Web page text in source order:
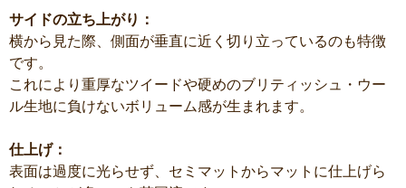
サイドの立ち上がり：
横から見た際、側面が垂直に近く切り立っているのも特徴
です。
これにより重厚なツイードや硬めのブリティッシュ・ウー
ル生地に負けないボリューム感が生まれます。
仕上げ：
表面は過度に光らせず、セミマットからマットに仕上げら